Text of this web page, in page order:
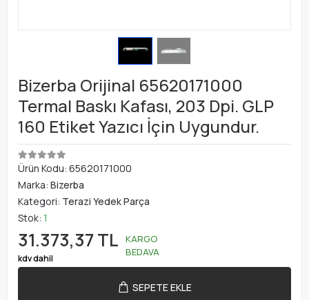
Bizerba Orijinal 65620171000
Termal Baskı Kafası, 203 Dpi. GLP
160 Etiket Yazıcı İçin Uygundur.
Ürün Kodu: 65620171000
Marka: Bizerba
Kategori: Terazi Yedek Parça
Stok: 1
31.373,37 TL
kdv dahil
KARGO
BEDAVA
SEPETE EKLE